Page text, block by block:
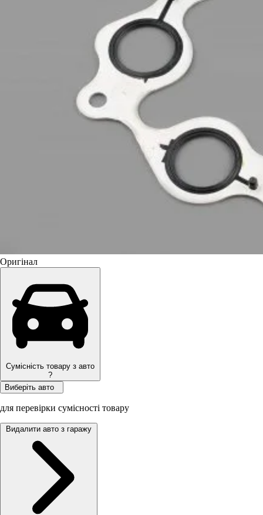
Оригінал
Сумісність товару з авто
?
Виберіть авто
для перевірки сумісності товару
Видалити авто з гаражу